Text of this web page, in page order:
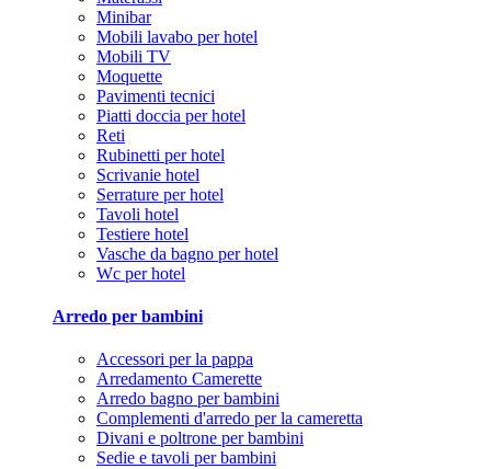
Minibar
Mobili lavabo per hotel
Mobili TV
Moquette
Pavimenti tecnici
Piatti doccia per hotel
Reti
Rubinetti per hotel
Scrivanie hotel
Serrature per hotel
Tavoli hotel
Testiere hotel
Vasche da bagno per hotel
Wc per hotel
Arredo per bambini
Accessori per la pappa
Arredamento Camerette
Arredo bagno per bambini
Complementi d'arredo per la cameretta
Divani e poltrone per bambini
Sedie e tavoli per bambini